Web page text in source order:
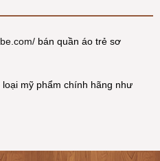
bán quần áo trẻ sơ
loại mỹ phẩm chính hãng như